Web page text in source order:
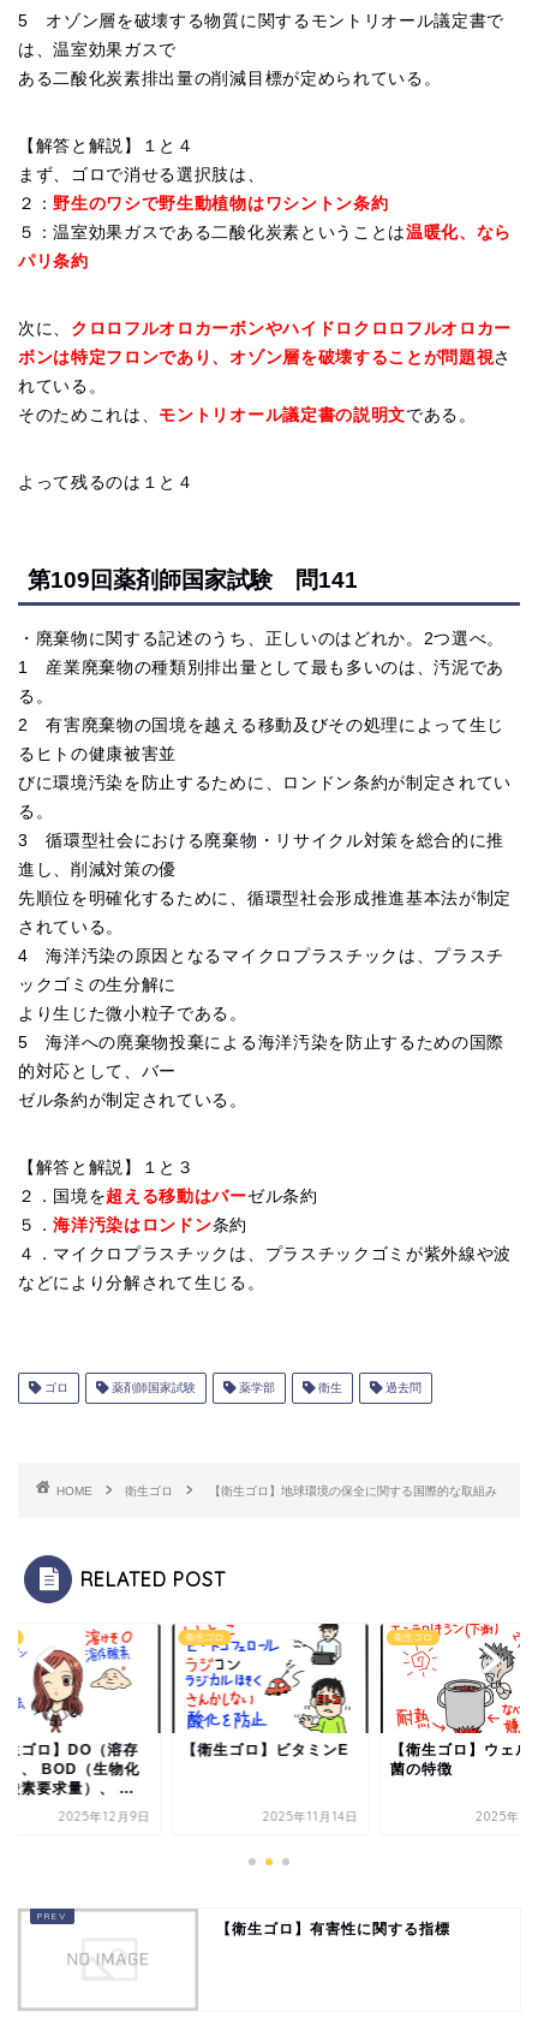
5 オゾン層を破壊する物質に関するモントリオール議定書で
は、温室効果ガスで
ある二酸化炭素排出量の削減目標が定められている。
【解答と解説】１と４
まず、ゴロで消せる選択肢は、
２：野生のワシで野生動植物はワシントン条約
５：温室効果ガスである二酸化炭素ということは温暖化、なら
パリ条約
次に、 クロロフルオロカーボンやハイドロクロロフルオロカー
ボンは特定フロンであり、オゾン層を破壊することが問題視さ
れている。
そのためこれは、 モントリオール議定書の説明文である。
よって残るのは１と４
第109回薬剤師国家試験 問141
・廃棄物に関する記述のうち、正しいのはどれか。2つ選べ。
1 産業廃棄物の種類別排出量として最も多いのは、汚泥であ
る。
2 有害廃棄物の国境を越える移動及びその処理によって生じ
るヒトの健康被害並
びに環境汚染を防止するために、ロンドン条約が制定されてい
る。
3 循環型社会における廃棄物・リサイクル対策を総合的に推
進し、削減対策の優
先順位を明確化するために、循環型社会形成推進基本法が制定
されている。
4 海洋汚染の原因となるマイクロプラスチックは、プラスチ
ックゴミの生分解に
より生じた微小粒子である。
5 海洋への廃棄物投棄による海洋汚染を防止するための国際
的対応として、バー
ゼル条約が制定されている。
【解答と解説】１と３
２．国境を超える移動はバーゼル条約
５．海洋汚染はロンドン条約
４．マイクロプラスチックは、プラスチックゴミが紫外線や波
などにより分解されて生じる。
ゴロ 薬剤師国家試験 薬学部 衛生 過去問
HOME 衛生ゴロ 【衛生ゴロ】地球環境の保全に関する国際的な取組み
RELATED POST
生ゴロ】DO（溶存
）、 BOD（生物化
酸素要求量）、 ...
2025年12月9日
衛生ゴロ
【衛生ゴロ】ビタミンE
2025年11月14日
衛生ゴロ
【衛生ゴロ】ウェル
菌の特徴
2025年9
【衛生ゴロ】有害性に関する指標